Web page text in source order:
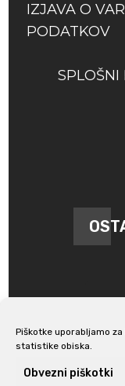
Piškotke uporabljamo
statistike obiska.
Obvezni piškotki
IZJAVA O
PODATKOV
SPLOŠNI